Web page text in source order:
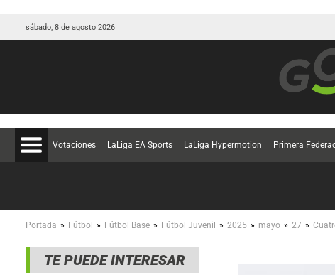
sábado, 8 de agosto 2026
Votaciones LaLiga EA Sports LaLiga Hypermotion Primera
Portada » Fútbol » Fútbol Base » Fútbol Juvenil » 2025 » mayo » 27 »
TE PUEDE INTERESAR